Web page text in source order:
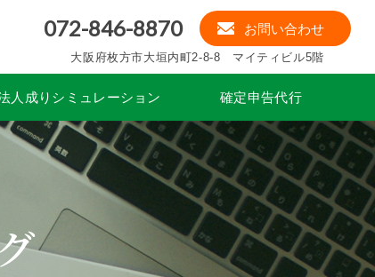
072-846-8870 お問い合わせ
大阪府枚方市大垣内町2-8-8 マイティビル5階
人成りシミュレーション 確定申告代行